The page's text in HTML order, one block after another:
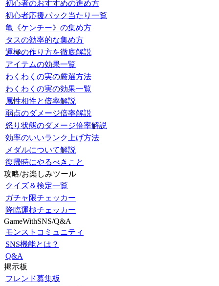
初心者のおすすめの進め方
初心者応援パック当たり一覧
亀《ケンチー》の集め方
タスの効率的な集め方
運極の作り方を徹底解説
アイテムの効果一覧
わくわくの実の厳選方法
わくわくの実の効果一覧
属性相性と倍率解説
弱点のダメージ倍率解説
怒り状態のダメージ倍率解説
効率のいいランク上げ方法
メダルについて解説
復帰時にやるべきこと
攻略/お楽しみツール
クイズ＆検定一覧
ガチャ限チェッカー
降臨運極チェッカー
GameWithSNS/Q&A
モンストコミュニティ
SNS機能とは？
Q&A
掲示板
フレンド募集板